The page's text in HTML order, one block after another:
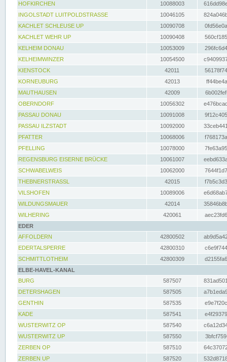
HOFKIRCHEN
10088003
INGOLSTADT LUITPOLDSTRASSE
10046105
KACHLET SCHLEUSE UP
10090708
KACHLET WEHR UP
10090408
KELHEIM DONAU
10053009
KELHEIMWINZER
10054500
KIENSTOCK
42011
KORNEUBURG
42013
MAUTHAUSEN
42009
OBERNDORF
10056302
PASSAU DONAU
10091008
PASSAU ILZSTADT
10092000
PFATTER
10068006
PFELLING
10078000
REGENSBURG EISERNE BRÜCKE
10061007
SCHWABELWEIS
10062000
THEBNERSTRASSL
42015
VILSHOFEN
10089006
WILDUNGSMAUER
42014
WILHERING
420061
EDER
AFFOLDERN
42800502
EDERTALSPERRE
42800310
SCHMITTLOTHEIM
42800309
ELBE-HAVEL-KANAL
BURG
587507
DETERSHAGEN
587505
GENTHIN
587535
KADE
587541
WUSTERWITZ OP
587540
WUSTERWITZ UP
587550
ZERBEN OP
587510
ZERBEN UP
587520